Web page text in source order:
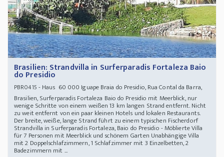
Brasilien: Strandvilla in Surferparadis Fortaleza Baio
do Presidio
PBR0415 - Haus 60 000 Iguape Braia do Presidio, Rua Contal da Barra,
Brasilien, Surferparadis Fortaleza Baio do Presidio mit Meerblick, nur
wenige Schritte von einem weißen 13 km langen Strand entfernt. Nicht
zu weit entfernt von ein paar kleinen Hotels und lokalen Restaurants.
Der breite, weiße, lange Strand führt zu einem typischen Fischerdorf
Strandvilla in Surferparadis Fortaleza, Baio do Presidio - Möblierte Villa
für 7 Personen mit Meerblick und schönem Garten Unabhängige Villa
mit 2 Doppelschlafzimmern, 1 Schlafzimmer mit 3 Einzelbetten, 2
Badezimmern mit ...